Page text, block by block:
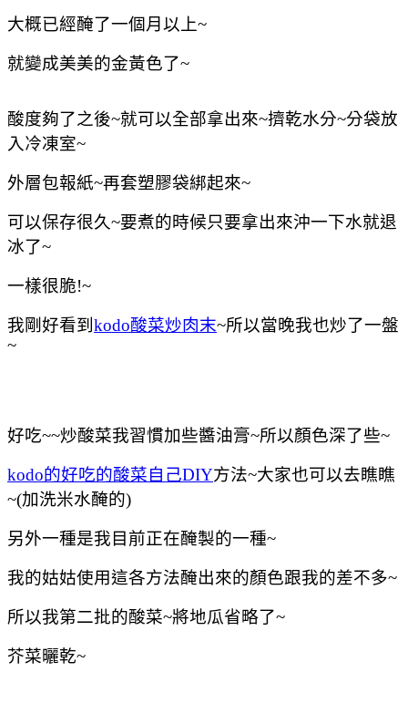
大概已經醃了一個月以上~
就變成美美的金黃色了~
酸度夠了之後~就可以全部拿出來~擠乾水分~分袋放
入冷凍室~
外層包報紙~再套塑膠袋綁起來~
可以保存很久~要煮的時候只要拿出來沖一下水就退
冰了~
一樣很脆!~
我剛好看到 kodo酸菜炒肉末~所以當晚我也炒了一盤
~
好吃~~炒酸菜我習慣加些醬油膏~所以顏色深了些~
kodo的好吃的酸菜自己DIY方法~大家也可以去瞧瞧
~(加洗米水醃的)
另外一種是我目前正在醃製的一種~
我的姑姑使用這各方法醃出來的顏色跟我的差不多~
所以我第二批的酸菜~將地瓜省略了~
芥菜曬乾~